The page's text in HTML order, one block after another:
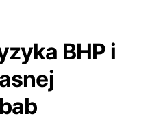
BHP i